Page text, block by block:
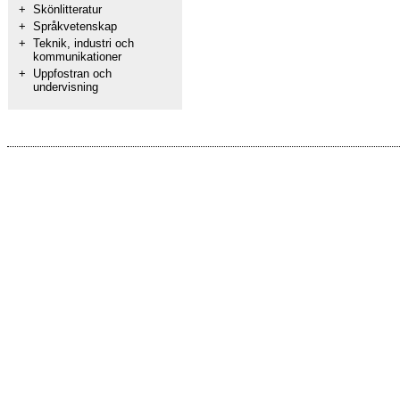
+ Skönlitteratur
+ Språkvetenskap
+ Teknik, industri och
kommunikationer
+
Uppfostran och
undervisning